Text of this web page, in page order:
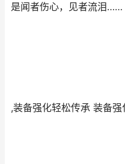
是闻者伤心，见者流泪……
,装备强化轻松传承 装备